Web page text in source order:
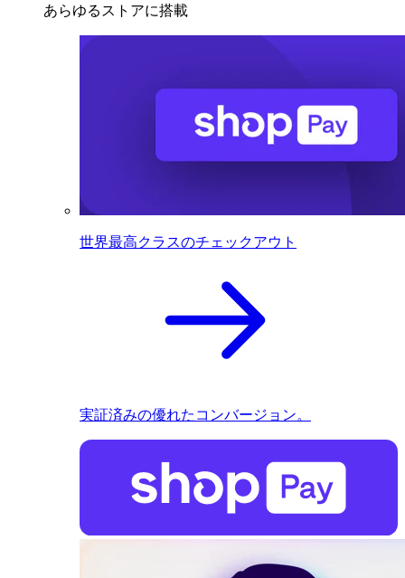
あらゆるストアに搭載
世界最高クラスのチェックアウト
実証済みの優れたコンバージョン。